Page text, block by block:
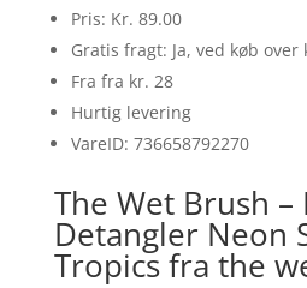
Pris: Kr. 89.00
Gratis fragt: Ja, ved køb over
Fra fra kr. 28
Hurtig levering
VareID: 736658792270
The Wet Brush –
Detangler Neon
Tropics fra the